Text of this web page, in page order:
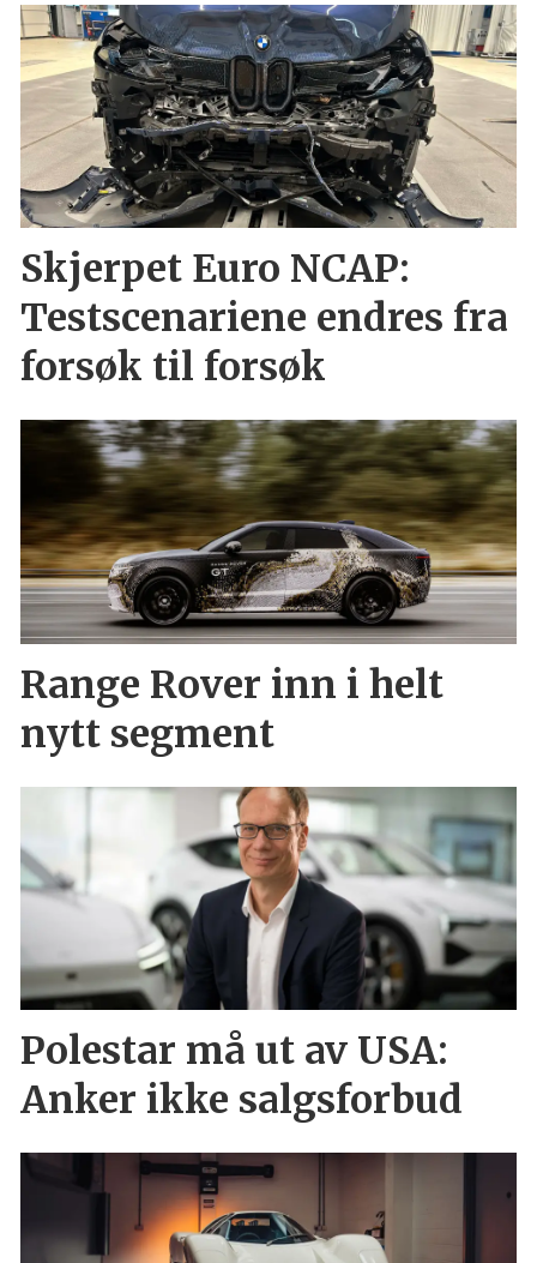
Skjerpet Euro NCAP:
Testscenariene endres fra
forsøk til forsøk
Range Rover inn i helt
nytt segment
Polestar må ut av USA:
Anker ikke salgsforbud